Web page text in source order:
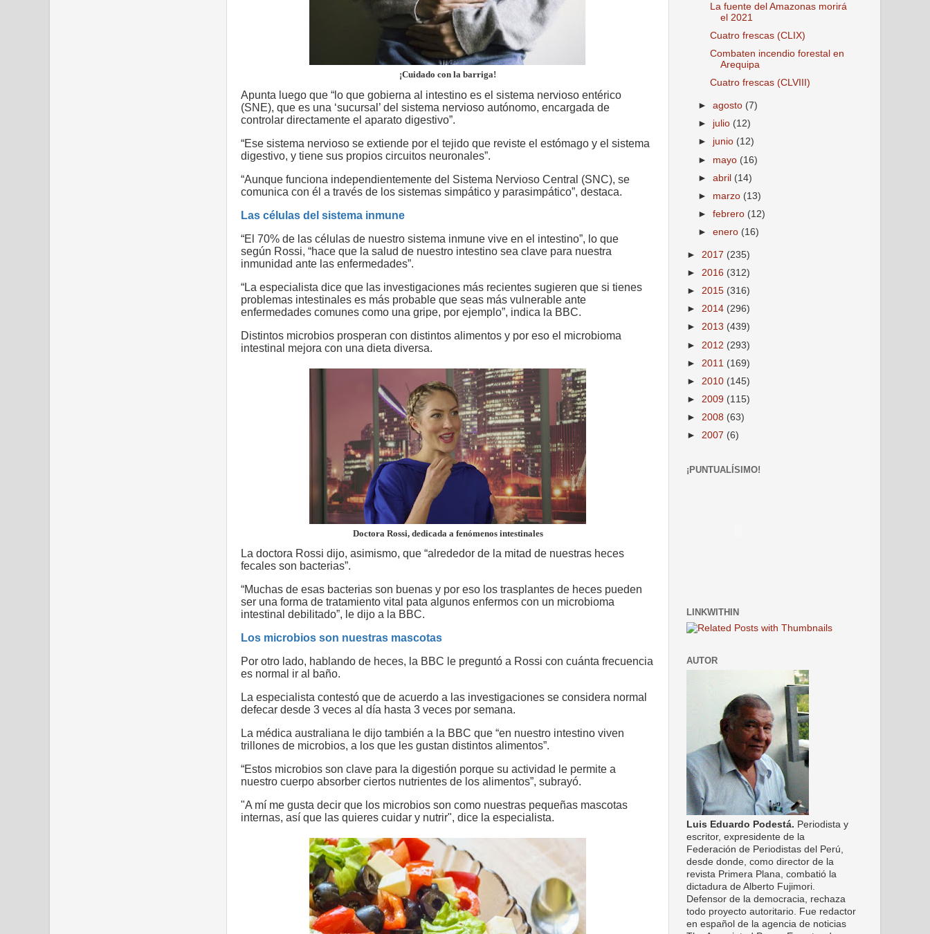
¡Cuidado con la barriga!
Apunta luego que “lo que gobierna al intestino es el sistema nervioso entérico
(SNE), que es una ‘sucursal’ del sistema nervioso autónomo, encargada de
controlar directamente el aparato digestivo”.
“Ese sistema nervioso se extiende por el tejido que reviste el estómago y el sistema
digestivo, y tiene sus propios circuitos neuronales”.
“Aunque funciona independientemente del Sistema Nervioso Central (SNC), se
comunica con él a través de los sistemas simpático y parasimpático”, destaca.
Las células del sistema inmune
“El 70% de las células de nuestro sistema inmune vive en el intestino”, lo que
según Rossi, “hace que la salud de nuestro intestino sea clave para nuestra
inmunidad ante las enfermedades”.
“La especialista dice que las investigaciones más recientes sugieren que si tienes
problemas intestinales es más probable que seas más vulnerable ante
enfermedades comunes como una gripe, por ejemplo”, indica la BBC.
Distintos microbios prosperan con distintos alimentos y por eso el microbioma
intestinal mejora con una dieta diversa.
Doctora Rossi, dedicada a fenómenos intestinales
La doctora Rossi dijo, asimismo, que “alrededor de la mitad de nuestras heces
fecales son bacterias”.
“Muchas de esas bacterias son buenas y por eso los trasplantes de heces pueden
ser una forma de tratamiento vital pata algunos enfermos con un microbioma
intestinal debilitado”, le dijo a la BBC.
Los microbios son nuestras mascotas
Por otro lado, hablando de heces, la BBC le preguntó a Rossi con cuánta frecuencia
es normal ir al baño.
La especialista contestó que de acuerdo a las investigaciones se considera normal
defecar desde 3 veces al día hasta 3 veces por semana.
La médica australiana le dijo también a la BBC que “en nuestro intestino viven
trillones de microbios, a los que les gustan distintos alimentos”.
“Estos microbios son clave para la digestión porque su actividad le permite a
nuestro cuerpo absorber ciertos nutrientes de los alimentos”, subrayó.
"A mí me gusta decir que los microbios son como nuestras pequeñas mascotas
internas, así que las quieres cuidar y nutrir", dice la especialista.
La fuente del Amazonas morirá
el 2021
Cuatro frescas (CLIX)
Combaten incendio forestal en
Arequipa
Cuatro frescas (CLVIII)
►agosto (7)
► julio (12)
► junio (12)
► mayo (16)
►abril (14)
► marzo (13)
►febrero (12)
►enero (16)
► 2017 (235)
► 2016 (312)
► 2015 (316)
► 2014 (296)
► 2013 (439)
► 2012 (293)
► 2011 (169)
► 2010 (145)
► 2009 (115)
► 2008 (63)
► 2007 (6)
¡PUNTUALÍSIMO!
LINKWITHIN
AUTOR
Luis Eduardo Podestá. Periodista y
escritor, expresidente de la
Federación de Periodistas del Perú,
desde donde, como director de la
revista Primera Plana, combatió la
dictadura de Alberto Fujimori.
Defensor de la democracia, rechaza
todo proyecto autoritario. Fue redactor
en español de la agencia de noticias